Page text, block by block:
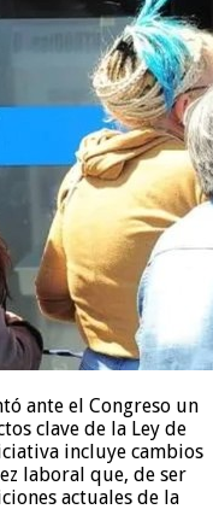
ante el Congreso un
clave de la Ley de
incluye cambios
laboral que, de ser
actuales de la